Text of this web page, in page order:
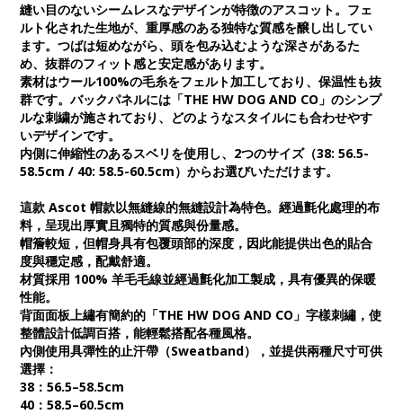
縫い目のないシームレスなデザインが特徴のアスコット。フェ
ルト化された生地が、重厚感のある独特な質感を醸し出してい
ます。つばは短めながら、頭を包み込むような深さがあるた
め、抜群のフィット感と安定感があります。
素材はウール100%の毛糸をフェルト加工しており、保温性も抜
群です。バックパネルには「THE HW DOG AND CO」のシンプ
ルな刺繍が施されており、どのようなスタイルにも合わせやす
いデザインです。
内側に伸縮性のあるスベリを使用し、2つのサイズ（38: 56.5-
58.5cm / 40: 58.5-60.5cm）からお選びいただけます。
這款 Ascot 帽款以無縫線的無縫設計為特色。經過氈化處理的布
料，呈現出厚實且獨特的質感與份量感。
帽簷較短，但帽身具有包覆頭部的深度，因此能提供出色的貼合
度與穩定感，配戴舒適。
材質採用 100% 羊毛毛線並經過氈化加工製成，具有優異的保暖
性能。
背面面板上繡有簡約的「THE HW DOG AND CO」字樣刺繡，使
整體設計低調百搭，能輕鬆搭配各種風格。
內側使用具彈性的止汗帶（Sweatband），並提供兩種尺寸可供
選擇：
38：56.5–58.5cm
40：58.5–60.5cm